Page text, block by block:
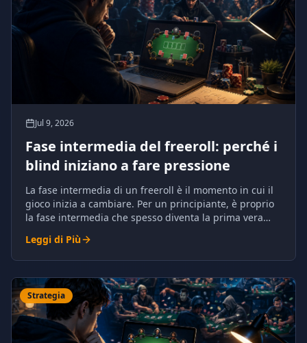
Jul 9, 2026
Fase intermedia del freeroll: perché i
blind iniziano a fare pressione
La fase intermedia di un freeroll è il momento in cui il
gioco inizia a cambiare. Per un principiante, è proprio
la fase intermedia che spesso diventa la prima vera
Leggi di Più
Strategia